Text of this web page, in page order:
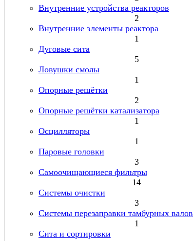
Внутренние устройства реакторов
2
Внутренние элементы реактора
1
Дуговые сита
5
Ловушки смолы
1
Опорные решётки
2
Опорные решётки катализатора
1
Осцилляторы
1
Паровые головки
3
Самоочищающиеся фильтры
14
Системы очистки
3
Системы перезаправки тамбурных валов
1
Сита и сортировки